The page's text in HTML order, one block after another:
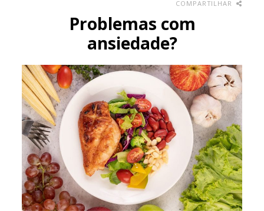
COMPARTILHAR
Problemas com
ansiedade?